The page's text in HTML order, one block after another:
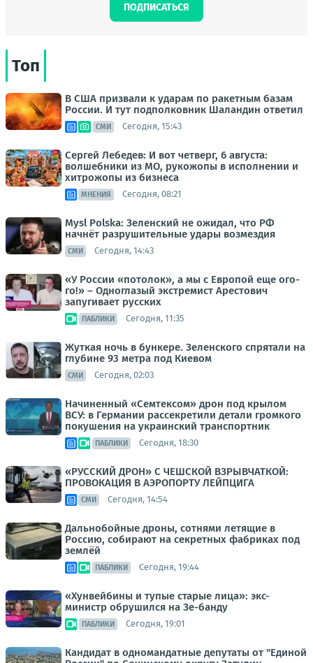
ПОДПИСАТЬСЯ
Топ
В США призвали к ударам по ракетным базам
России. И тут подполковник Шаландин ответил
СМИ Сегодня, 15:43
Сергей Лебедев: И вот четверг, 6 августа:
волшебники из МО, рукожопы в исполнении и
хитрожопы из бизнеса
МНЕНИЯ Сегодня, 08:21
Mysl Polska: Зеленский не ожидал, что РФ
начнёт разрушительные удары возмездия
СМИ Сегодня, 14:43
«У России «потолок», а мы с Европой еще ого-
го!» – Одноглазый экстремист Арестович
запугивает русских
ПАБЛИКИ Сегодня, 11:35
Жуткая ночь в бункере. Зеленского спрятали на
глубине 93 метра под Киевом
СМИ Сегодня, 02:03
Начиненный «Семтексом» дрон под крылом
ВСУ: в Германии рассекретили детали громкого
покушения на украинский транспортник
ПАБЛИКИ Сегодня, 18:30
«РУССКИЙ ДРОН» С ЧЕШСКОЙ ВЗРЫВЧАТКОЙ:
ПРОВОКАЦИЯ В АЭРОПОРТУ ЛЕЙПЦИГА
СМИ Сегодня, 14:54
Дальнобойные дроны, сотнями летящие в
Россию, собирают на секретных фабриках под
землёй
ПАБЛИКИ Сегодня, 19:44
«Хунвейбины и тупые старые лица»: экс-
министр обрушился на Зе-банду
ПАБЛИКИ Сегодня, 19:01
Кандидат в одномандатные депутаты от "Единой